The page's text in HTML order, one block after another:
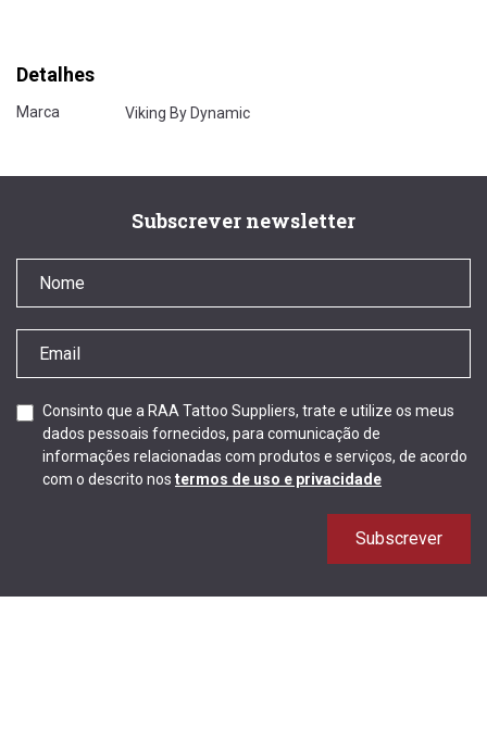
Detalhes
Marca Viking By Dynamic
Subscrever newsletter
Consinto que a RAA Tattoo Suppliers, trate e utilize os meus
dados pessoais fornecidos, para comunicação de
informações relacionadas com produtos e serviços, de acordo
com o descrito nos termos de uso e privacidade
Subscrever